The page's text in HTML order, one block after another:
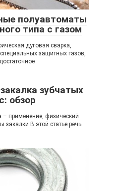
полуавтоматы
типа с газом
дуговая сварка,
защитных газов,
зубчатых
обзор
– применение, физический
закалки В этой статье речь